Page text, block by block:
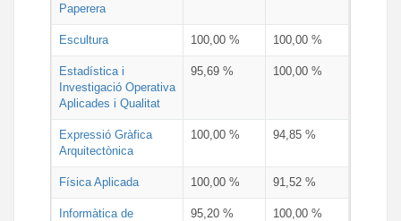
Paperera
Escultura 100,00 % 100,00 %
Estadística i
Investigació Operativa
Aplicades i Qualitat
95,69 % 100,00 %
Expressió Gràfica
Arquitectònica
100,00 % 94,85 %
Física Aplicada 100,00 % 91,52 %
Informàtica de
95,20 % 100,00 %